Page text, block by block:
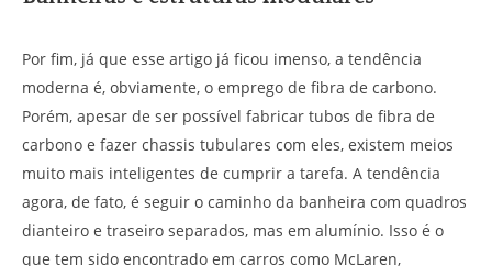
Por fim, já que esse artigo já ficou imenso, a tendência
moderna é, obviamente, o emprego de fibra de carbono.
Porém, apesar de ser possível fabricar tubos de fibra de
carbono e fazer chassis tubulares com eles, existem meios
muito mais inteligentes de cumprir a tarefa. A tendência
agora, de fato, é seguir o caminho da banheira com quadros
dianteiro e traseiro separados, mas em alumínio. Isso é o
que tem sido encontrado em carros como McLaren,